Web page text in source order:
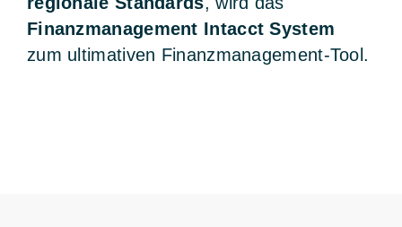
Finanzmanagement Intacct System
zum ultimativen Finanzmanagement-Tool.